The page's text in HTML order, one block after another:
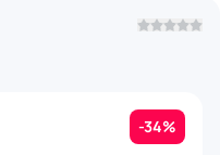
-34%